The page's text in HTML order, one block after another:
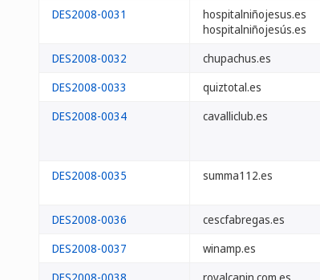
DES2008-0031
hospitalniñojesus.es
hospitalniñojesús.es
DES2008-0032 chupachus.es
DES2008-0033
quiztotal.es
DES2008-0034
cavalliclub.es
DES2008-0035 summa112.es
DES2008-0036 cescfabregas.es
DES2008-0037
winamp.es